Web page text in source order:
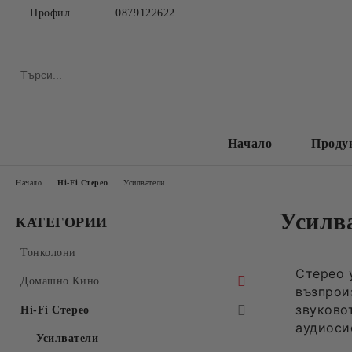
Профил 0879122622
Начало
КАТЕГОРИИ
Тонколони
Домашно Кино
Аудио Видео Рeсивъри
Многокални Усилватели
Hi-Fi Стерео
Усилватели
Начало Hi-Fi Стерео Усилватели
Стерео